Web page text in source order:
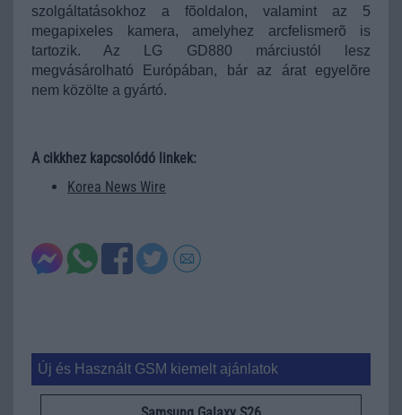
szolgáltatásokhoz a fõoldalon, valamint az 5
megapixeles kamera, amelyhez arcfelismerõ is
tartozik.Az LG GD880 márciustól lesz
megvásárolható Európában, bár az árat egyelõre
nem közölte a gyártó.
A cikkhez kapcsolódó linkek:
Korea News Wire
Új és Használt GSM kiemelt ajánlatok